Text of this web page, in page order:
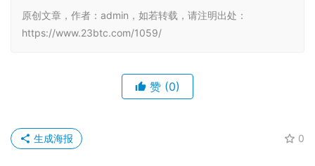
原创文章，作者：admin，如若转载，请注明出处：
https://www.23btc.com/1059/
赞 (0)
0
生成海报